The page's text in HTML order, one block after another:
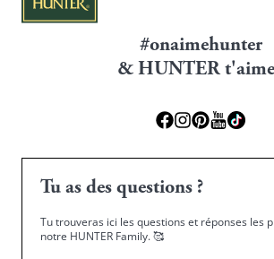
#onaimehunter
& HUNTER
Tu as des questions ?
Tu trouveras ici les questions et réponses les
notre HUNTER Family.🥰